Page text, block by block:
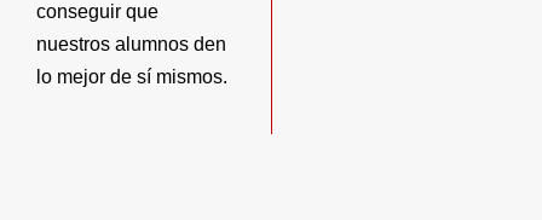
conseguir que
nuestros alumnos den
lo mejor de sí mismos.